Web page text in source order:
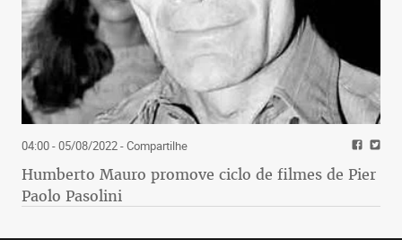
04:00 - 05/08/2022- Compartilhe
Humberto Mauro promove ciclo de filmes de Pier
Paolo Pasolini